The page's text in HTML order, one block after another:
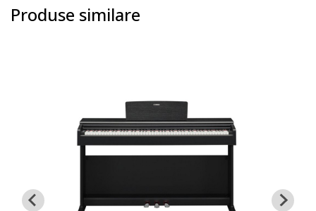
Produse similare